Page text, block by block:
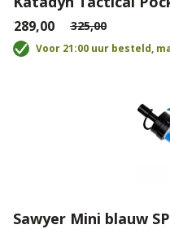
€289,00 €325,00
Voor 21:00 uur besteld,
Sawyer Mini blauw